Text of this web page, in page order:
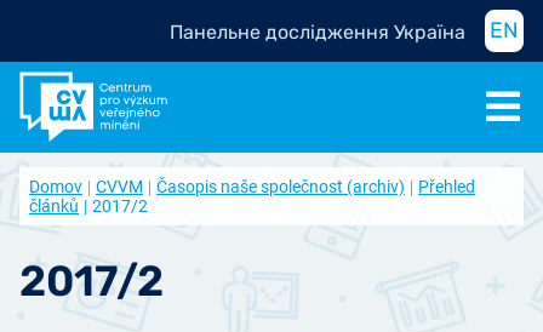
Панельне дослідження Україна EN
Domov CVVM Časopis naše společnost (archiv)
Přehled
článků
2017/2
2017/2